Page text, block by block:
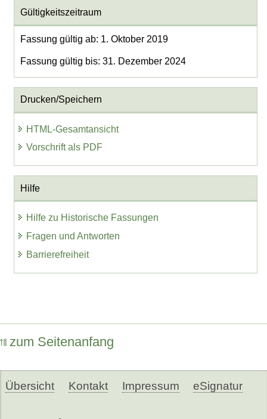
Gültigkeitszeitraum
Fassung gültig ab: 1. Oktober 2019
Fassung gültig bis: 31. Dezember 2024
Drucken/Speichern
HTML-Gesamtansicht
Vorschrift als PDF
Hilfe
Hilfe zu Historische Fassungen
Fragen und Antworten
Barrierefreiheit
zum Seitenanfang
Übersicht Kontakt Impressum eSignatur